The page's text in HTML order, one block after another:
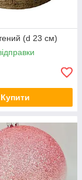
(d 23 см)
Купити